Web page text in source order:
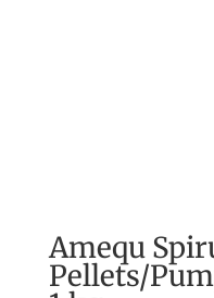
Amequ
Pellets/